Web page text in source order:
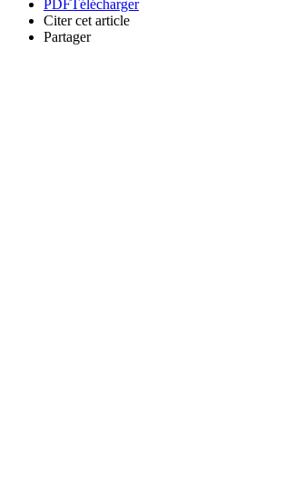
PDFTélécharger
Citer cet article
Partager